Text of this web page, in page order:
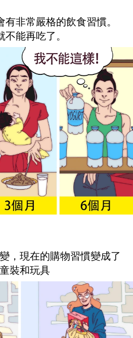
非常嚴格的飲食習慣。
能再吃了。
，現在的購物習慣變成了
裝和玩具